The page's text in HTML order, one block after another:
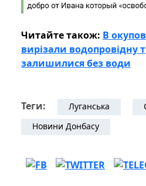
Читайте також: В
вирізали водопровідну
залишилися без води
Теги: Луганська
Новини Донбасу